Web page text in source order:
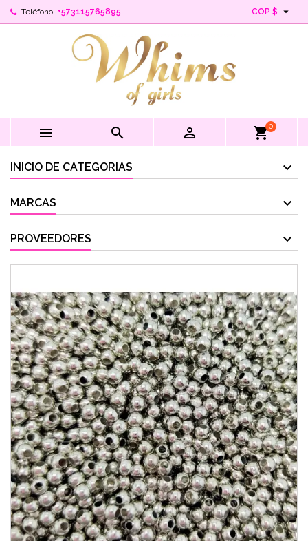
Teléfono: +573115765895 COP $ 
   shopping_cart0
INICIO DE CATEGORIAS
MARCAS
PROVEEDORES